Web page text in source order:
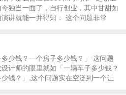
独当一面了，自行创业，其中甘甜如
讲就能一并得知： 这个问题非常
成绩的人。统一感受就是这件事太
死人堆里...
多少钱？一个房子多少钱？」 这问题
计师的眼里就如「一辆车子多少钱？
钱？」,这个问题实在空泛到一个让